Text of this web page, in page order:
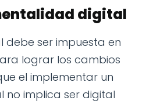
digital
ser impuesta en
lograr los cambios
el implementar un
no implica ser digital